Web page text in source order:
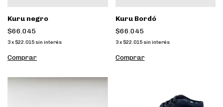
Kuru negro
$66.045
3x $22.015 sin interés
Comprar
Kuru Bordó
$66.045
3 x $22.015 sin interés
Comprar